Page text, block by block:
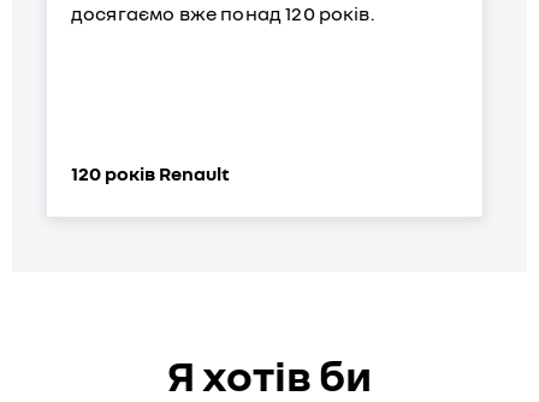
досягаємо вже понад 120 років.
120 років Renault
Я хотiв би